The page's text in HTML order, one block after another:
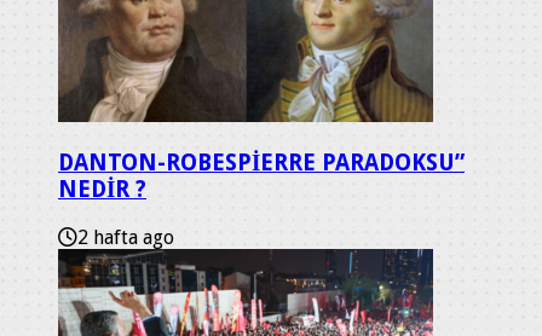
DANTON-ROBESPİERRE PARADOKSU”
NEDİR ?
2 hafta ago